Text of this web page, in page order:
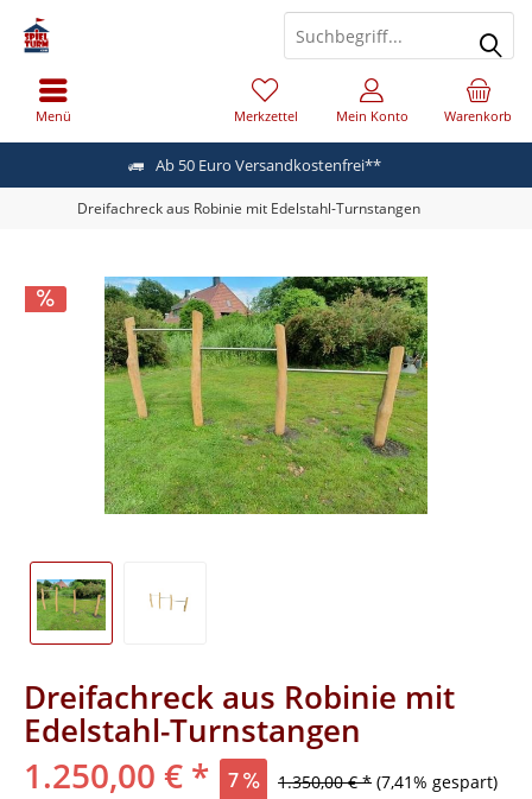
Ab 50 Euro Versandkostenfrei**
Menü Warenkorb
Merkzettel Mein Konto
Dreifachreck aus Robinie mit Edelstahl-Turnstangen
Dreifachreck aus Robinie mit
Edelstahl-Turnstangen
1.250,00 € * 7 1.350,00 € * (7,41% gespart)